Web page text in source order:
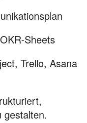
Sheets
Trello, Asana
gestalten.